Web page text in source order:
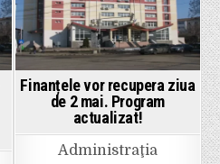
in
Finanțele vor recupera ziua
de 2 mai. Program
actualizat!
Administraţia